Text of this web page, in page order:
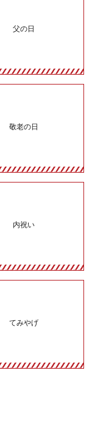
父の日
敬老の日
内祝い
てみやげ